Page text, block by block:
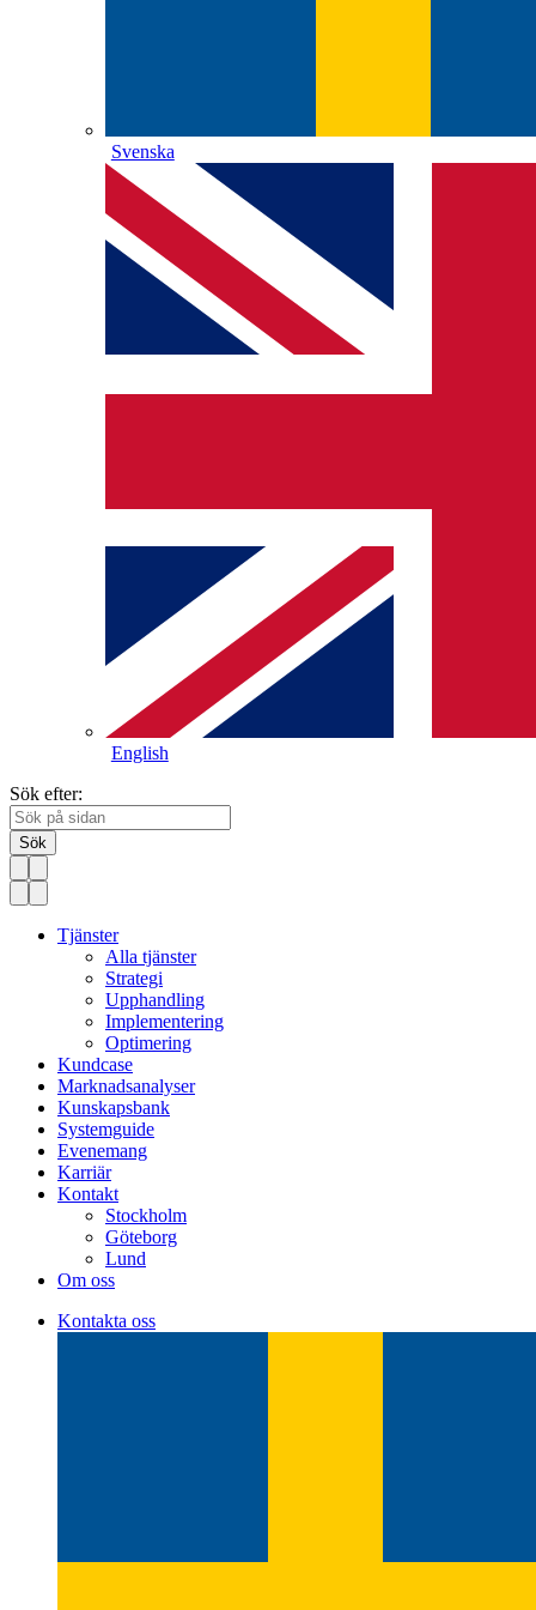
Svenska
English
Sök efter:
Sök
Tjänster
Alla tjänster
Strategi
Upphandling
Implementering
Optimering
Kundcase
Marknadsanalyser
Kunskapsbank
Systemguide
Evenemang
Karriär
Kontakt
Stockholm
Göteborg
Lund
Om oss
Kontakta oss